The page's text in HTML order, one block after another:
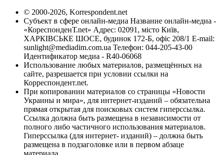
© 2000-2026, Korrespondent.net
Субъект в сфере онлайн-медиа Название онлайн-медиа -
«КореспонденТ.net» Адрес: 02091, місто Київ,
ХАРКІВСЬКЕ ШОСЕ, будинок 172-Б, офіс 208/1 E-mail:
sunlight@mediadim.com.ua Телефон: 044-205-43-00
Идентификатор медиа - R40-06068
Использование любых материалов, размещённых на
сайте, разрешается при условии ссылки на
Корреспондент.net.
При копировании материалов со страницы «Новости
Украины и мира», для интернет-изданий – обязательна
прямая открытая для поисковых систем гиперссылка.
Ссылка должна быть размещена в независимости от
полного либо частичного использования материалов.
Гиперссылка (для интернет- изданий) – должна быть
размещена в подзаголовке или в первом абзаце
материала.